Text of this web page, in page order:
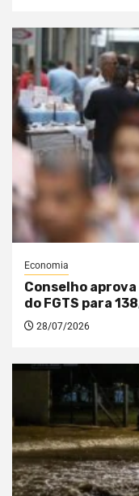
Economia
Conselho
do FGTS para
28/07/2026